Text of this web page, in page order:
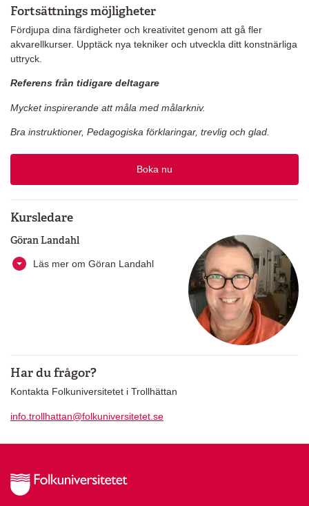
Fortsättnings möjligheter
Fördjupa dina färdigheter och kreativitet genom att gå fler
akvarellkurser. Upptäck nya tekniker och utveckla ditt konstnärliga
uttryck.
Referens från tidigare deltagare
Mycket inspirerande att måla med målarkniv.
Bra instruktioner, Pedagogiska förklaringar, trevlig och glad.
Boka nu
Kursledare
Göran Landahl
Läs mer om Göran Landahl
Har du frågor?
Kontakta Folkuniversitetet i Trollhättan
info.trollhattan@folkuniversitetet.se